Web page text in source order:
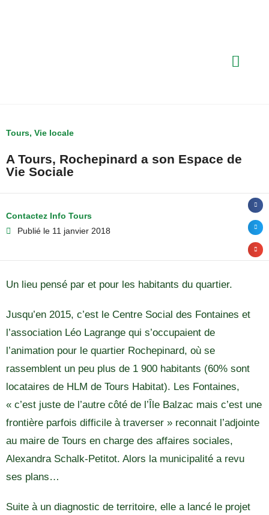
Tours, Vie locale
A Tours, Rochepinard a son Espace de
Vie Sociale
Contactez Info Tours
Publié le 11 janvier 2018
Un lieu pensé par et pour les habitants du quartier.
Jusqu’en 2015, c’est le Centre Social des Fontaines et
l’association Léo Lagrange qui s’occupaient de
l’animation pour le quartier Rochepinard, où se
rassemblent un peu plus de 1 900 habitants (60% sont
locataires de HLM de Tours Habitat). Les Fontaines,
« c’est juste de l’autre côté de l’Île Balzac mais c’est une
frontière parfois difficile à traverser » reconnait l’adjointe
au maire de Tours en charge des affaires sociales,
Alexandra Schalk-Petitot. Alors la municipalité a revu
ses plans…
Suite à un diagnostic de territoire, elle a lancé le projet